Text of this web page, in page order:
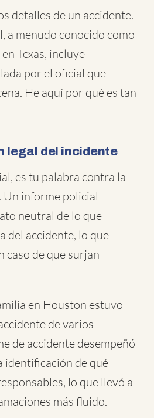
detalles de un accidente.
a menudo conocido como
Texas, incluye
por el oficial que
He aquí por qué es tan
legal del incidente
es tu palabra contra la
informe policial
neutral de lo que
del accidente, lo que
caso de que surjan
en Houston estuvo
de varios
de accidente desempeñó
identificación de qué
lo que llevó a
más fluido.